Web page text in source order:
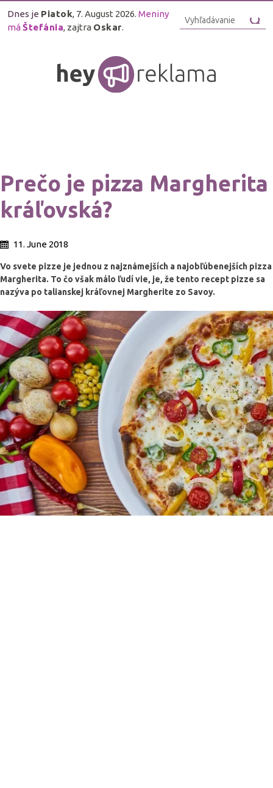
Dnes je Piatok, 7. August 2026. Meniny
máŠtefánia, zajtra Oskar.
Prečo je pizza Margherita
kráľovská?
11. June 2018
Vo svete pizze je jednou z najznámejších a najobľúbenejších pizza
Margherita. To čo však málo ľudí vie, je, že tento recept pizze sa
nazýva po talianskej kráľovnej Margherite zo Savoy.